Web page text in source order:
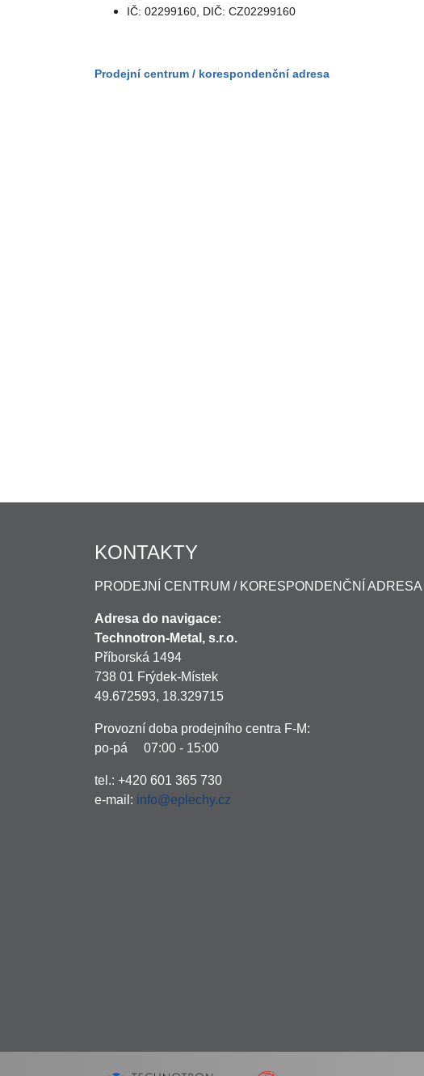
IČ: 02299160, DIČ: CZ02299160
Prodejní centrum / korespondenční adresa
KONTAKTY
PRODEJNÍ CENTRUM / KORESPONDENČNÍ ADRESA
Adresa do navigace:
Technotron-Metal, s.r.o.
Příborská 1494
738 01 Frýdek-Místek
49.672593, 18.329715
Provozní doba prodejního centra F-M:
po-pá 07:00 - 15:00
tel.: +420 601 365 730
e-mail: info@eplechy.cz